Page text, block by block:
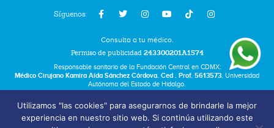
Síguenos:
Consulta a tu médico.
Permiso de publicidad 243300201A1574
Responsable sanitario de la Fundación Central en CDMX:
Médico Cirujano Kamira Aída Sánchez Córdova. Ced . Prof. 5613573. Universidad
Autónoma del Estado de Hidalgo.
Términos y Condiciones
Bolsa de Trabajo
Utilizamos "las cookies" para asegurarnos de brindarle la mejor
experiencia en nuestro sitio web. Si continúa utilizando este